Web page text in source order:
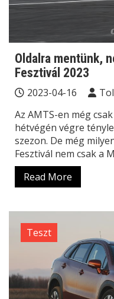
Oldalra mentünk,
Fesztivál 2023
2023-04-16
Az AMTS-en még
hétvégén végre
szezon. De még
Fesztivál nem csak a
Read More
Teszt